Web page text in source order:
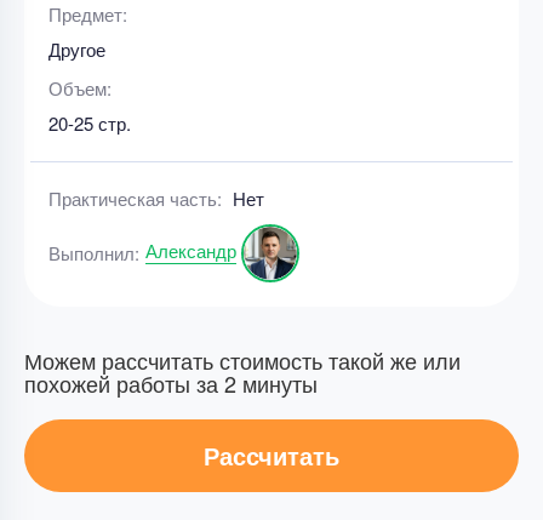
Предмет:
Другое
Объем:
20-25 стр.
Практическая часть: Нет
Выполнил: Александр
Можем рассчитать стоимость такой же или
похожей работы за 2 минуты
Рассчитать